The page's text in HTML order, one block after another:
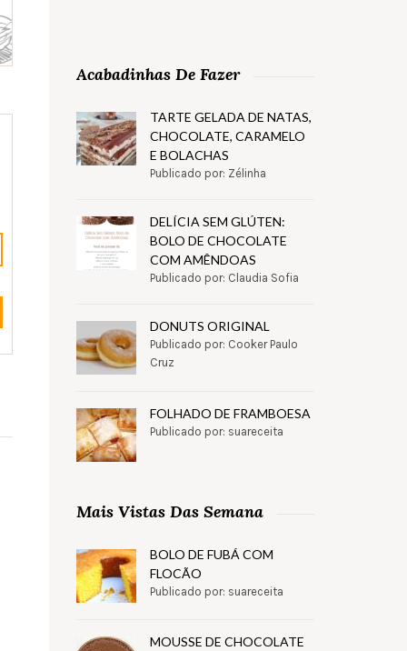
Acabadinhas De Fazer
TARTE GELADA DE NATAS,
CHOCOLATE, CARAMELO
E BOLACHAS
Publicado por: Zélinha
DELÍCIA SEM GLÚTEN:
BOLO DE CHOCOLATE
COM AMÊNDOAS
Publicado por: Claudia Sofia
DONUTS ORIGINAL
Publicado por: Cooker Paulo
Cruz
FOLHADO DE FRAMBOESA
Publicado por: suareceita
Mais Vistas Das Semana
BOLO DE FUBÁ COM
FLOCÃO
Publicado por: suareceita
MOUSSE DE CHOCOLATE